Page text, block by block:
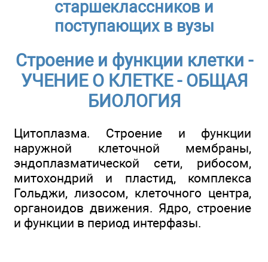
старшеклассников и
поступающих в вузы
Строение и функции клетки -
УЧЕНИЕ О КЛЕТКЕ - ОБЩАЯ
БИОЛОГИЯ
Цитоплазма. Строение и функции
наружной клеточной мембраны,
эндоплазматической сети, рибосом,
митохондрий и пластид, комплекса
Гольджи, лизосом, клеточного центра,
органоидов движения. Ядро, строение
и функции в период интерфазы.